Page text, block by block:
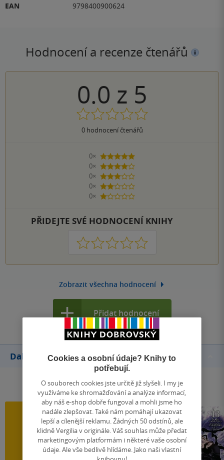
EAN
9798400900624
Hodnocení a recenze čtenářů
0.0 z 5
0hodnocení čtenářů
0×
5 hvězdiček
0×
4 hvězdičky
0×
3 hvězdičky
0×
2 hvězdičky
0×
1 hvezdička
PŘIDEJTE SVÉ HODNOCENÍ KNIHY
1 2 3 4 5
Zobrazit všechna hodnocení
Přidat hodnocení
Další knihy autoraCookies a osobní údaje? Knihy to
potřebují.
O souborech cookies jste určitě již slyšeli. I my je
využíváme ke shromažďování a analýze informací,
aby náš e-shop dobře fungoval a mohli jsme ho
nadále zlepšovat. Také nám pomáhají ukazovat
lepší a cílenější reklamu. Žádných 50 odstínů, ale
klidně Vergilia v originále. Váš souhlas může předat
marketingovým platformám i některé vaše osobní
údaje. Ale vše bedlivě hlídáme. Jako naši vlastní